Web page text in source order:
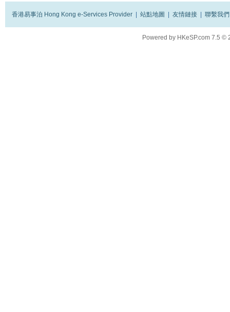
香港易事泊 Hong Kong e-Services Provider 站點地圖 友情鏈接 聯繫我們
Powered by HKeSP.com 7.5 ©